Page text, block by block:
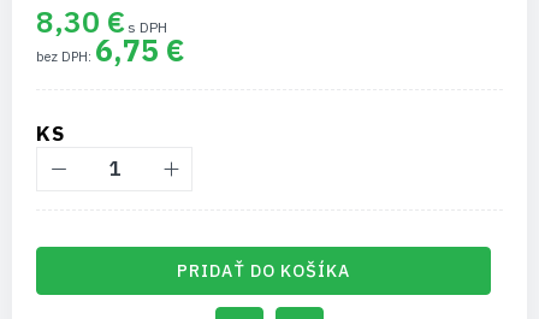
8,30 €
6,75 €
KS
PRIDAŤ DO KOŠÍKA